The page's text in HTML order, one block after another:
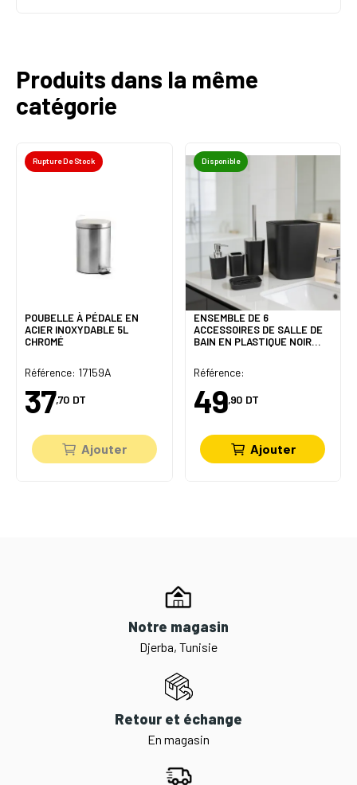
Produits dans la même
catégorie
Rupture De Stock
POUBELLE À PÉDALE EN
ACIER INOXYDABLE 5L
CHROMÉ
Référence: 17159A
37,70 DT
Ajouter
Disponible
ENSEMBLE DE 6
ACCESSOIRES DE SALLE DE
BAIN EN PLASTIQUE NOIR
Référence:
49,90 DT
Ajouter
Notre magasin
Djerba, Tunisie
Retour et échange
En magasin